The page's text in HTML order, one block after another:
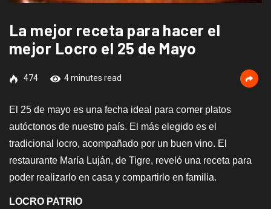
La mejor receta para hacer el
mejor Locro el 25 de Mayo
474 4 minutes read
El 25 de mayo es una fecha ideal para comer platos
autóctonos de nuestro país. El más elegido es el
tradicional locro, acompañado por un buen vino. El
restaurante María Luján, de Tigre, reveló una receta para
poder realizarlo en casa y compartirlo en familia.
LOCRO PATRIO